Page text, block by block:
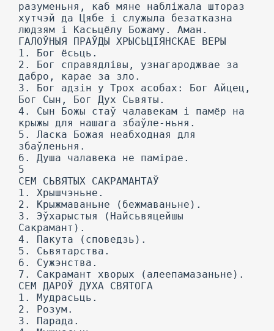
разуменьня, каб мяне набліжала штораз
хутчэй да Цябе і служыла безатказна
людзям і Касьцёлу Божаму. Аман.
ГАЛОЎНЫЯ ПРАЎДЫ ХРЫСЬЦІЯНСКАЕ ВЕРЫ
1. Бог ёсьць.
2. Бог справядлівы, узнагароджвае за
дабро, карае за зло.
3. Бог адзін у Трох асобах: Бог Айцец,
Бог Сын, Бог Дух Сьвяты.
4. Сын Божы стаў чалавекам і памёр на
крыжы для нашага збаўле-ньня.
5. Ласка Божая неабходная для
збаўленьня.
6. Душа чалавека не памірае.
5
CEM СЬВЯТЫХ САКРАМАНТАЎ
1. Хрышчэньне.
2. Крыжмаваньне (бежмаваньне).
3. Эўхарыстыя (Найсьвяцейшы
Сакрамант).
4. Пакута (споведзь).
5. Сьвятарства.
6. Сужэнства.
7. Сакрамант хворых (алеепамазаньне).
СЕМ ДАРОЎ ДУХА СВЯТОГА
1. Мудрасьць.
2. Розум.
3. Парада.